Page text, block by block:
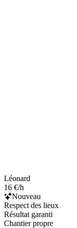
Léonard
16 €/h
Nouveau
Respect des lieux
Résultat garanti
Chantier propre